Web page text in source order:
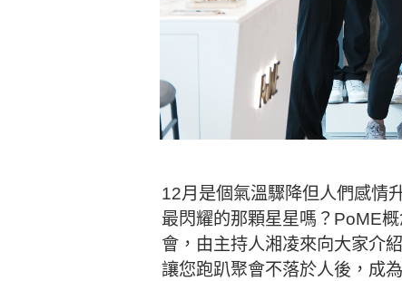
12月是個氣溫驟降但人們感情
最閃耀的那顆星星嗎？PoME
會，由主持人湘凌來向大家介
讓您跑趴聚會不落於人後，成